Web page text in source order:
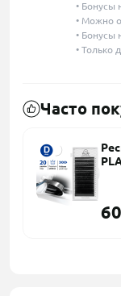
• Бонусы
• Можно
• Бонусы
• Только
Часто